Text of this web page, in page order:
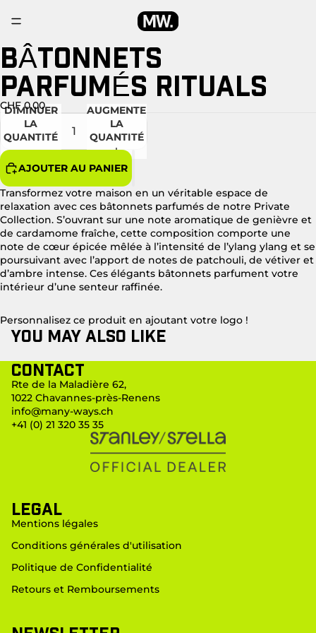
OUVRIR
L’IMAGE
EN
PLEIN
ÉCRAN
BÂTONNETS
PARFUMÉS RITUALS
CHF 0.00
DIMINUER
LA
QUANTITÉ
AUGMENTER
LA
QUANTITÉ
AJOUTER AU PANIER
Transformez votre maison en un véritable espace de
relaxation avec ces bâtonnets parfumés de notre Private
Collection. S’ouvrant sur une note aromatique de genièvre et
de cardamome fraîche, cette composition comporte une
note de cœur épicée mêlée à l’intensité de l’ylang ylang et se
poursuivant avec l’apport de notes de patchouli, de vétiver et
d’ambre intense. Ces élégants bâtonnets parfument votre
intérieur d’une senteur raffinée.
Personnalisez ce produit en ajoutant votre logo !
You may also like
Contact
Rte de la Maladière 62,
1022 Chavannes-près-Renens
info@many-ways.ch
+41 (0) 21 320 35 35
LEGAL
Mentions légales
Conditions générales d'utilisation
Politique de Confidentialité
Retours et Remboursements